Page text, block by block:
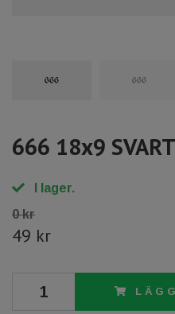
666 18x9 SVART
I lager.
0 kr
49 kr